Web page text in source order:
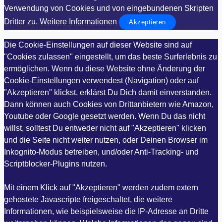
Verwendung von Cookies und von eingebundenen Skripten
Dritter zu. Weitere Informationen Akzeptieren
Die Cookie-Einstellungen auf dieser Website sind auf
"Cookies zulassen" eingestellt, um das beste Surferlebnis zu
ermöglichen. Wenn du diese Website ohne Änderung der
Cookie-Einstellungen verwendest (Navigation) oder auf
"Akzeptieren" klickst, erklärst Du Dich damit einverstanden.
Dann können auch Cookies von Drittanbietern wie Amazon,
Youtube oder Google gesetzt werden. Wenn Du das nicht
willst, solltest Du entweder nicht auf "Akzeptieren" klicken
und die Seite nicht weiter nutzen, oder Deinen Browser im
Inkognito-Modus betreiben, und/oder Anti-Tracking- und
Scriptblocker-Plugins nutzen.
Mit einem Klick auf "Akzeptieren" werden zudem extern
gehostete Javascripte freigeschaltet, die weitere
Informationen, wie beispielsweise die IP-Adresse an Dritte